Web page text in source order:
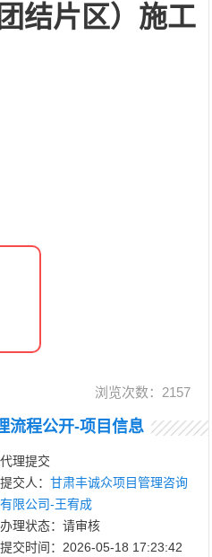
结片区）施工
浏览次数： 2157
流程公开-项目信息
代理提交
提交人： 甘肃丰诚众项目管理咨询
有限公司-王宥成
办理状态：请审核
提交时间：2026-05-18 17:23:42